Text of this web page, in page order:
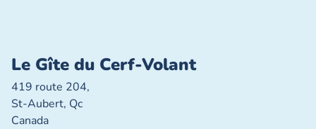
Le Gîte du Cerf-Volant
419 route 204,
St-Aubert, Qc
Canada